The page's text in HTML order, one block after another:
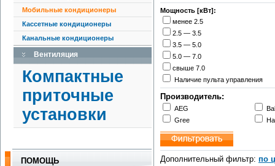
Мобильные кондиционеры
Кассетные кондиционеры
Канальные кондиционеры
Вентиляция
Компактные
приточные
установки
ПОМОЩЬ
Мощность [кВт]:
менее 2.5
2.5 — 3.5
3.5 — 5.0
5.0 — 7.0
свыше 7.0
Наличие пульта управления
Производитель:
AEG
Gree
Дополнительный фильтр: по